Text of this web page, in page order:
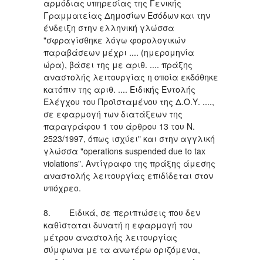
αρμόδιας υπηρεσίας της Γενικής
Γραμματείας Δημοσίων Εσόδων και την
ένδειξη στην ελληνική γλώσσα
"σφραγίσθηκε λόγω φορολογικών
παραβάσεων μέχρι .... (ημερομηνία
ώρα), βάσει της με αριθ. .... πράξης
αναστολής λειτουργίας η οποία εκδόθηκε
κατόπιν της αριθ. .... Ειδικής Εντολής
Ελέγχου του Προϊσταμένου της Δ.Ο.Υ. ....,
σε εφαρμογή των διατάξεων της
παραγράφου 1 του άρθρου 13 του Ν.
2523/1997, όπως ισχύει" και στην αγγλική
γλώσσα "operations suspended due to tax
violations". Αντίγραφο της πράξης άμεσης
αναστολής λειτουργίας επιδίδεται στον
υπόχρεο.
8. Ειδικά, σε περιπτώσεις που δεν
καθίσταται δυνατή η εφαρμογή του
μέτρου αναστολής λειτουργίας
σύμφωνα με τα ανωτέρω οριζόμενα,